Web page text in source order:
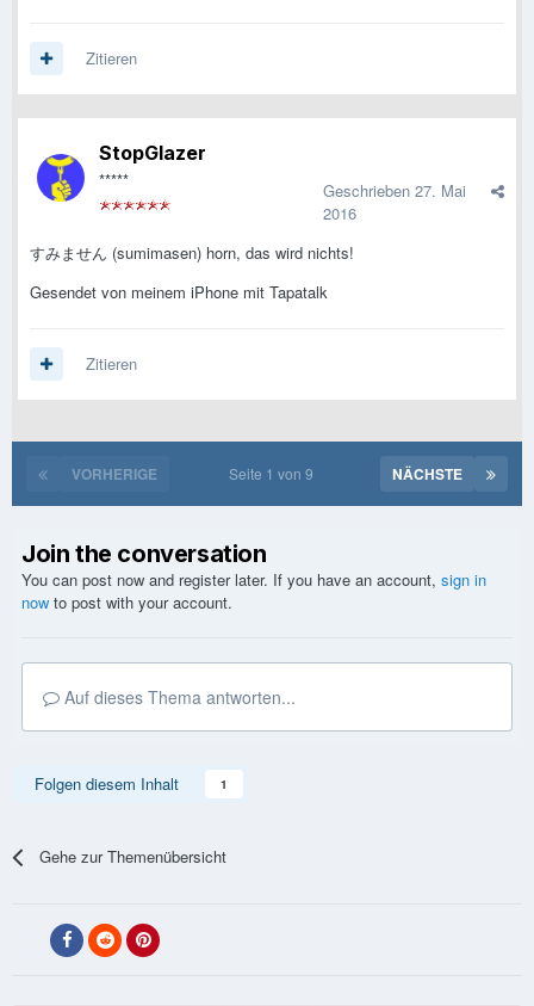
Zitieren
StopGlazer
***** Geschrieben 27. Mai
2016
すみません (sumimasen) horn, das wird nichts!
Gesendet von meinem iPhone mit Tapatalk
Zitieren
VORHERIGE NÄCHSTE
Seite 1 von 9
Join the conversation
You can post now and register later. If you have an account, sign in
now to post with your account.
Auf dieses Thema antworten...
Folgen diesem Inhalt 1
Gehe zur Themenübersicht